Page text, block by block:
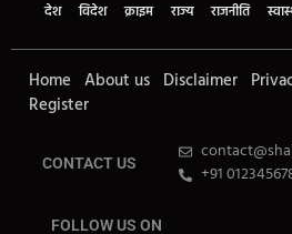
देश विदेश क्राइम राज्य राजनीति
Home About us Disclaimer
Register
CONTACT US
+91
FOLLOW US ON